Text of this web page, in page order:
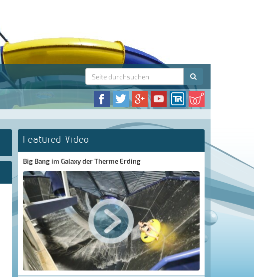
Featured Video
Big Bang im Galaxy der Therme Erding